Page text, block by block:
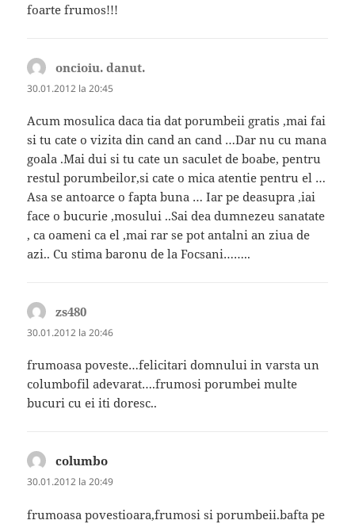
foarte frumos!!!
oncioiu. danut.
30.01.2012 la 20:45
Acum mosulica daca tia dat porumbeii gratis ,mai fai
si tu cate o vizita din cand an cand …Dar nu cu mana
goala .Mai dui si tu cate un saculet de boabe, pentru
restul porumbeilor,si cate o mica atentie pentru el …
Asa se antoarce o fapta buna … Iar pe deasupra ,iai
face o bucurie ,mosului ..Sai dea dumnezeu sanatate
, ca oameni ca el ,mai rar se pot antalni an ziua de
azi.. Cu stima baronu de la Focsani……..
zs480
30.01.2012 la 20:46
frumoasa poveste…felicitari domnului in varsta un
columbofil adevarat….frumosi porumbei multe
bucuri cu ei iti doresc..
columbo
30.01.2012 la 20:49
frumoasa povestioara,frumosi si porumbeii.bafta pe